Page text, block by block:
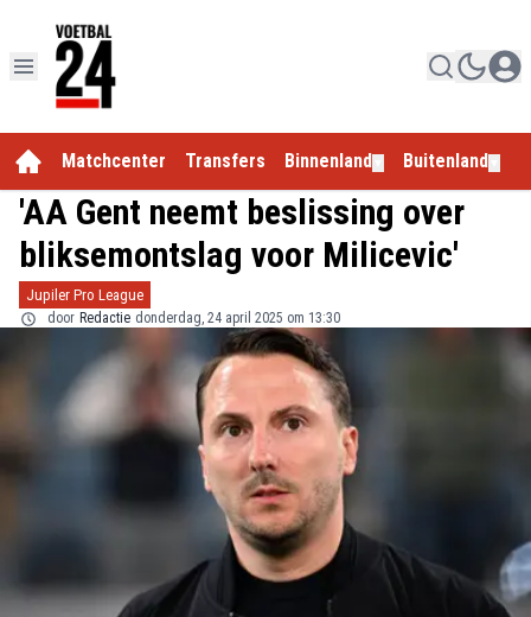
Matchcenter Transfers Binnenland Buitenland
'AA Gent neemt beslissing over
bliksemontslag voor Milicevic'
Jupiler Pro League
door Redactie donderdag, 24 april 2025 om 13:30